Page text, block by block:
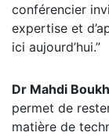
conférencier
expertise et
ici aujourd’hui.”
Dr Mahdi
permet de
matière de